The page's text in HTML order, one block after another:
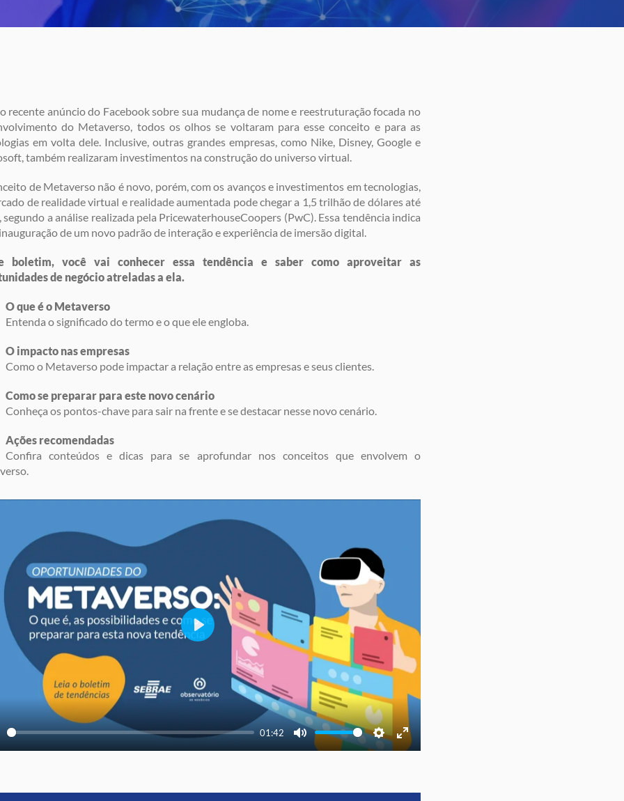
recente anúncio do Facebook sobre sua mudança de nome e reestruturação focada no
do Metaverso, todos os olhos se voltaram para esse conceito e para as
em volta dele. Inclusive, outras grandes empresas, como Nike, Disney, Google e
também realizaram investimentos na construção do universo virtual.
de Metaverso não é novo, porém, com os avanços e investimentos em tecnologias,
de realidade virtual e realidade aumentada pode chegar a 1,5 trilhão de dólares até
segundo a análise realizada pela PricewaterhouseCoopers (PwC). Essa tendência indica
de um novo padrão de interação e experiência de imersão digital.
boletim, você vai conhecer essa tendência e saber como aproveitar as
de negócio atreladas a ela.
O que é o Metaverso
Entenda o significado do termo e o que ele engloba.
O impacto nas empresas
Como o Metaverso pode impactar a relação entre as empresas e seus clientes.
Como se preparar para este novo cenário
Conheça os pontos-chave para sair na frente e se destacar nesse novo cenário.
Ações recomendadas
Confira conteúdos e dicas para se aprofundar nos conceitos que envolvem o
01:42
Mute Settings
Enter
Play